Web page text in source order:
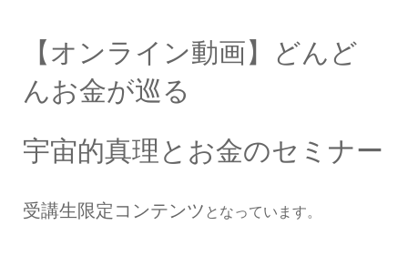
【オンライン動画】どんど
んお金が巡る
宇宙的真理とお金のセミナー
受講生限定コンテンツ となっています。